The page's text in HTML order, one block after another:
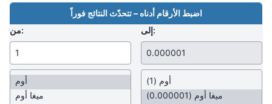
اضبط الأرقام أدناه – تتحدّث النتائج فوراً
من:
أوم
ميغا أوم
إلى:
أوم (1)
ميغا أوم (0.000001)